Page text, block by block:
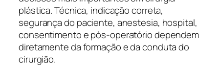
plástica. Técnica, indicação correta,
segurança do paciente, anestesia, hospital,
consentimento e pós-operatório dependem
diretamente da formação e da conduta do
cirurgião.